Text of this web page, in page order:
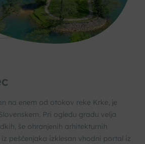
na enem od otokov reke Krke, je
Pri ogledu gradu velja
še ohranjenih arhitekturnih
peščenjaka izklesan vhodni portal iz